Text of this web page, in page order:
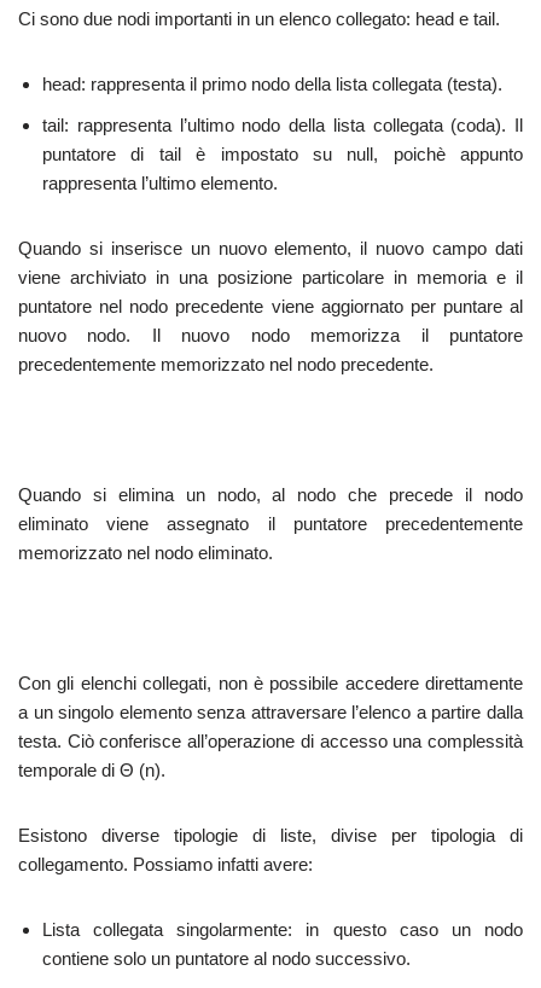
Ci sono due nodi importanti in un elenco collegato: head e tail.
head: rappresenta il primo nodo della lista collegata (testa).
tail: rappresenta l’ultimo nodo della lista collegata (coda). Il
puntatore di tail è impostato su null, poichè appunto
rappresenta l’ultimo elemento.
Quando si inserisce un nuovo elemento, il nuovo campo dati
viene archiviato in una posizione particolare in memoria e il
puntatore nel nodo precedente viene aggiornato per puntare al
nuovo nodo. Il nuovo nodo memorizza il puntatore
precedentemente memorizzato nel nodo precedente.
Quando si elimina un nodo, al nodo che precede il nodo
eliminato viene assegnato il puntatore precedentemente
memorizzato nel nodo eliminato.
Con gli elenchi collegati, non è possibile accedere direttamente
a un singolo elemento senza attraversare l’elenco a partire dalla
testa. Ciò conferisce all’operazione di accesso una complessità
temporale di Θ (n).
Esistono diverse tipologie di liste, divise per tipologia di
collegamento. Possiamo infatti avere:
Lista collegata singolarmente: in questo caso un nodo
contiene solo un puntatore al nodo successivo.